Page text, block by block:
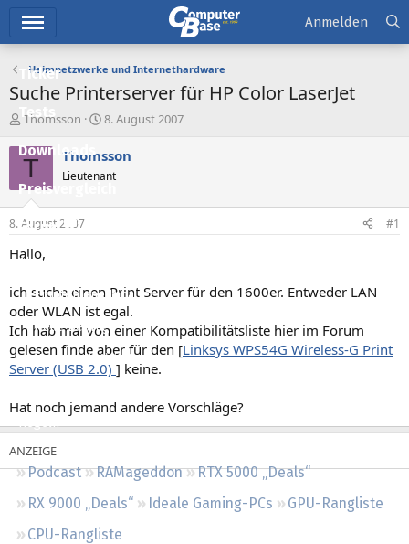
Ticker
Tests
Downloads
Preisvergleich
Forum
Aktuelles
Empfohlene Inhalte
Neue Beiträge
Neueste Aktivitäten
Regeln
Podcast RAMageddon
RTX 5000 „Deals“
RX 9000 „Deals“
Ideale Gaming-PCs
GPU-Rangliste
CPU-Rangliste
Anmelden
Heimnetzwerke und Internethardware
Suche Printerserver für HP Color LaserJet
E
s
e
l
e
r
Thomsson
E
s
e
t
8. August 2007
T Thomsson
Lieutenant
8. August 2007 #1
Hallo,
ich suche einen Print Server für den 1600er. Entweder LAN
oder WLAN ist egal.
Ich hab mal von einer Kompatibilitätsliste hier im Forum
gelesen finde aber für den [Linksys WPS54G Wireless-G Print
Server (USB 2.0) ] keine.
Hat noch jemand andere Vorschläge?